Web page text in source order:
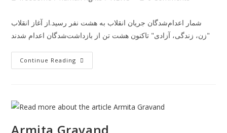
شمار اعدام‌شدگان جریان انقلاب به هشت نفر رسید.از آغاز انقلاب
"زن، زندگی، آزادی" تاکنون هشت تن از بازداشت‌شدگان اعدام شدند
Continue Reading